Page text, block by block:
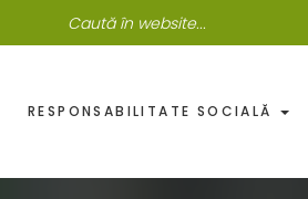
RESPONSABILITATE SOCIALĂ